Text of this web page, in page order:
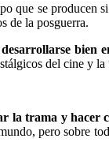
que se
de la posguerra.
bien
del cine y
la trama y
pero sobre